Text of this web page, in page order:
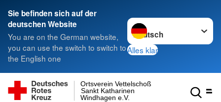
Sie befinden sich auf der
deutschen Website
You are on the German website,
you can use the switch to switch to
the English one
Sprache wechseln zu
Alles klar
Windhagen e.V.
Sankt Katharinen
Ortsverein Vettelschoß